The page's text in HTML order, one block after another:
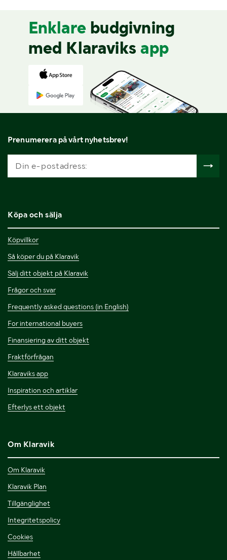
Enklare budgivning
med Klaraviks app
Prenumerera på vårt nyhetsbrev!
Köpa och sälja
Köpvillkor
Så köper du på Klaravik
Sälj ditt objekt på Klaravik
Frågor och svar
Frequently asked questions (in English)
For international buyers
Finansiering av ditt objekt
Fraktförfrågan
Klaraviks app
Inspiration och artiklar
Efterlys ett objekt
Om Klaravik
Om Klaravik
Klaravik Plan
Tillgänglighet
Integritetspolicy
Cookies
Hållbarhet